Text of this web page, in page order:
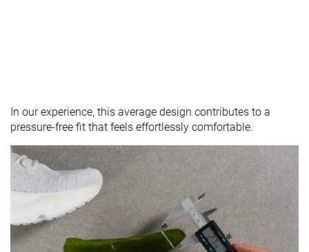
In our experience, this average design contributes to a
pressure-free fit that feels effortlessly comfortable.